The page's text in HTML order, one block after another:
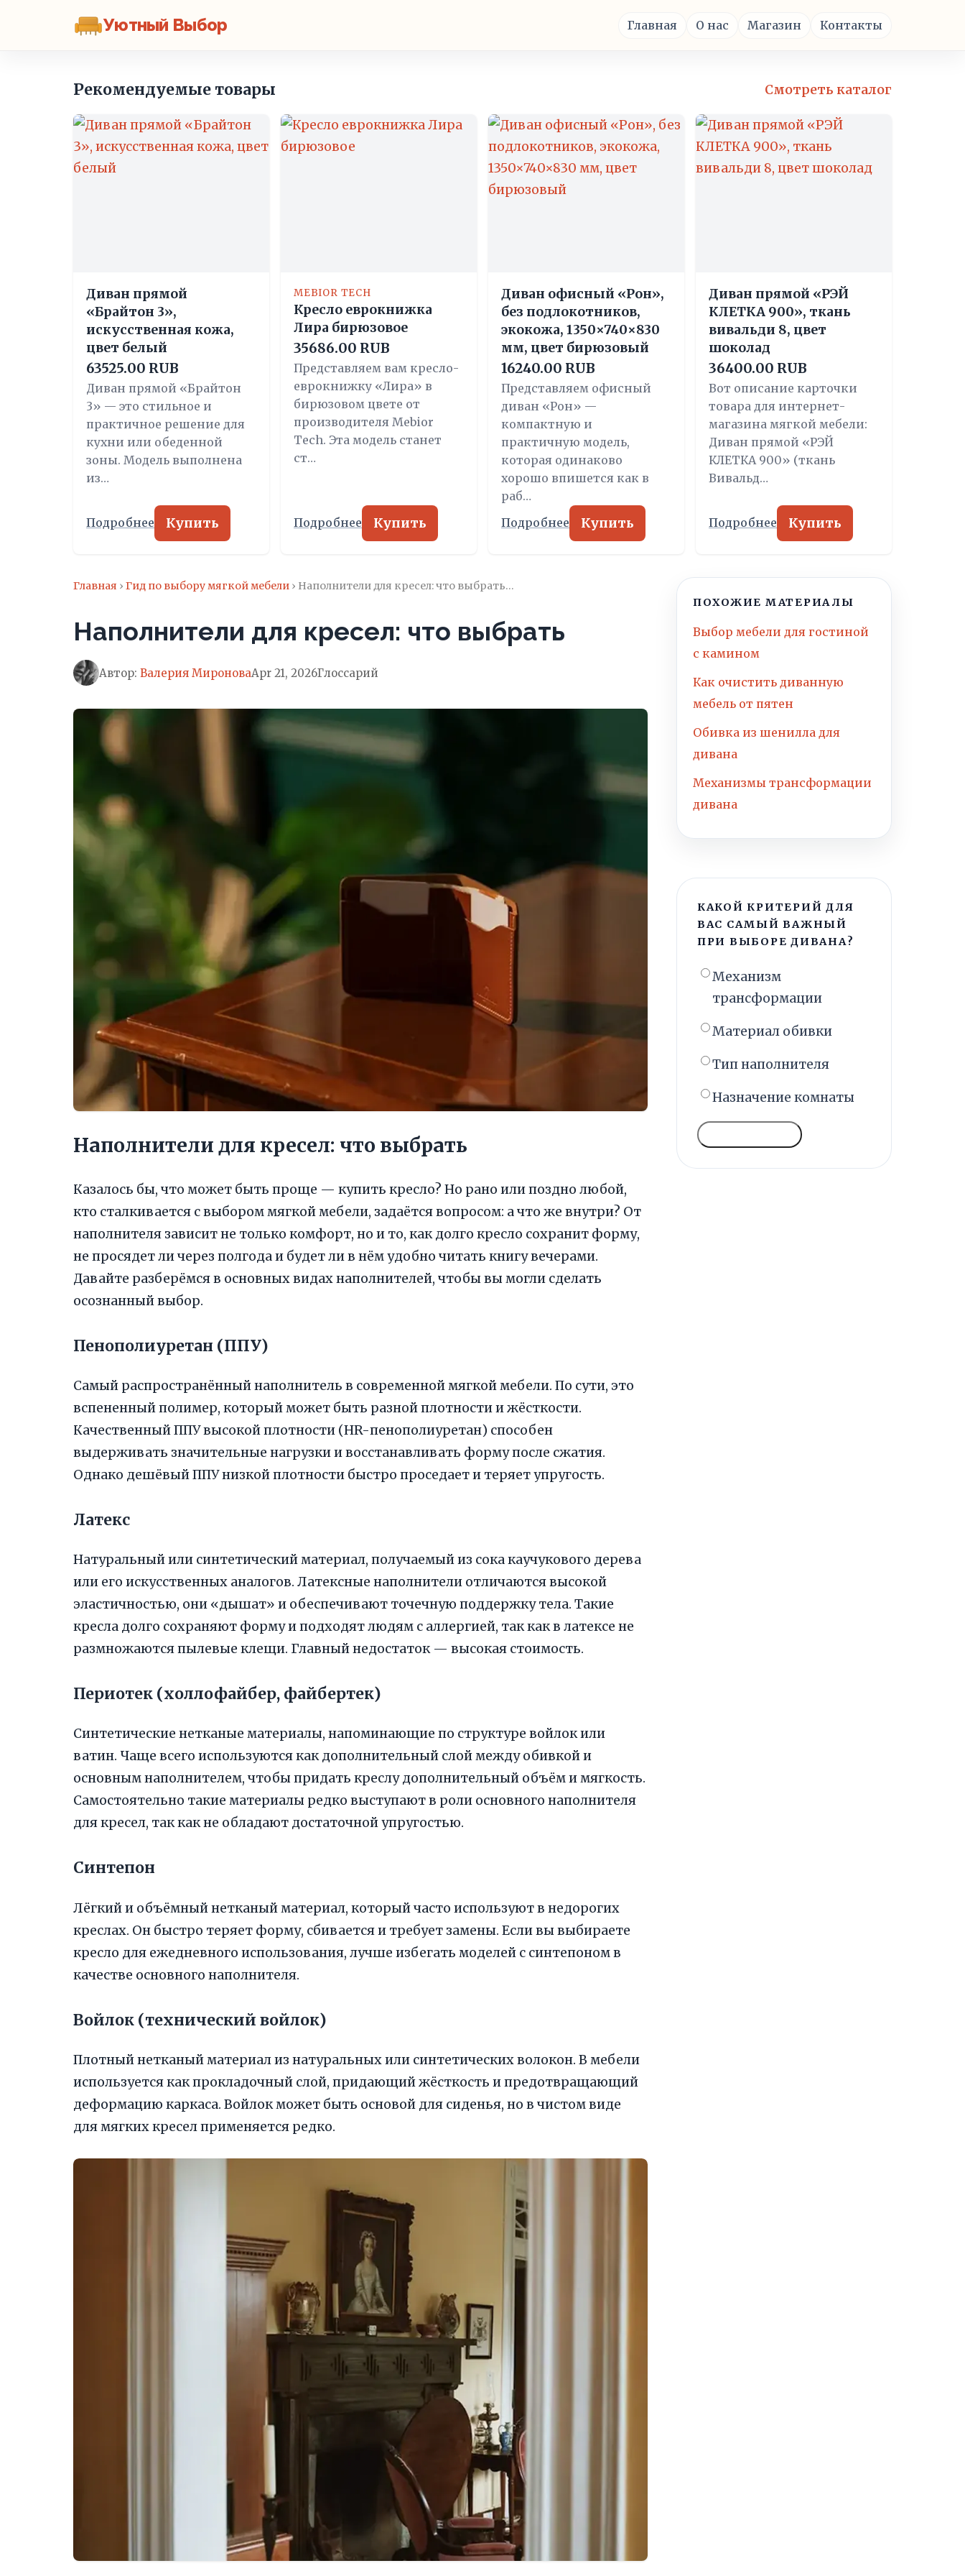
Уютный Выбор Главная О нас Магазин Контакты
Рекомендуемые товары Смотреть каталог
Диван прямой
«Брайтон 3»,
искусственная кожа,
цвет белый
63525.00 RUB
Диван прямой «Брайтон
3» — это стильное и
практичное решение для
кухни или обеденной
зоны. Модель выполнена
из…
Подробнее Купить
MEBIOR TECH
Кресло еврокнижка
Лира бирюзовое
35686.00 RUB
Представляем вам кресло-
еврокнижку «Лира» в
бирюзовом цвете от
производителя Mebior
Tech. Эта модель станет
ст…
Подробнее Купить
Диван офисный «Рон»,
без подлокотников,
экокожа, 1350×740×830
мм, цвет бирюзовый
16240.00 RUB
Представляем офисный
диван «Рон» —
компактную и
практичную модель,
которая одинаково
хорошо впишется как в
раб…
Подробнее Купить
Диван прямой «РЭЙ
КЛЕТКА 900», ткань
вивальди 8, цвет
шоколад
36400.00 RUB
Вот описание карточки
товара для интернет-
магазина мягкой мебели:
Диван прямой «РЭЙ
КЛЕТКА 900» (ткань
Вивальд…
Подробнее Купить
Главная › Гид по выбору мягкой мебели › Наполнители для кресел: что выбрать…
Наполнители для кресел: что выбрать
Автор: Валерия МироноваApr 21, 2026Глоссарий
Наполнители для кресел: что выбрать
Казалось бы, что может быть проще — купить кресло? Но рано или поздно любой,
кто сталкивается с выбором мягкой мебели, задаётся вопросом: а что же внутри? От
наполнителя зависит не только комфорт, но и то, как долго кресло сохранит форму,
не просядет ли через полгода и будет ли в нём удобно читать книгу вечерами.
Давайте разберёмся в основных видах наполнителей, чтобы вы могли сделать
осознанный выбор.
Пенополиуретан (ППУ)
Самый распространённый наполнитель в современной мягкой мебели. По сути, это
вспененный полимер, который может быть разной плотности и жёсткости.
Качественный ППУ высокой плотности (HR-пенополиуретан) способен
выдерживать значительные нагрузки и восстанавливать форму после сжатия.
Однако дешёвый ППУ низкой плотности быстро проседает и теряет упругость.
Латекс
Натуральный или синтетический материал, получаемый из сока каучукового дерева
или его искусственных аналогов. Латексные наполнители отличаются высокой
эластичностью, они «дышат» и обеспечивают точечную поддержку тела. Такие
кресла долго сохраняют форму и подходят людям с аллергией, так как в латексе не
размножаются пылевые клещи. Главный недостаток — высокая стоимость.
Периотек (холлофайбер, файбертек)
Синтетические нетканые материалы, напоминающие по структуре войлок или
ватин. Чаще всего используются как дополнительный слой между обивкой и
основным наполнителем, чтобы придать креслу дополнительный объём и мягкость.
Самостоятельно такие материалы редко выступают в роли основного наполнителя
для кресел, так как не обладают достаточной упругостью.
Синтепон
Лёгкий и объёмный нетканый материал, который часто используют в недорогих
креслах. Он быстро теряет форму, сбивается и требует замены. Если вы выбираете
кресло для ежедневного использования, лучше избегать моделей с синтепоном в
качестве основного наполнителя.
Войлок (технический войлок)
Плотный нетканый материал из натуральных или синтетических волокон. В мебели
используется как прокладочный слой, придающий жёсткость и предотвращающий
деформацию каркаса. Войлок может быть основой для сиденья, но в чистом виде
для мягких кресел применяется редко.
ПОХОЖИЕ МАТЕРИАЛЫ
Выбор мебели для гостиной
с камином
Как очистить диванную
мебель от пятен
Обивка из шенилла для
дивана
Механизмы трансформации
дивана
КАКОЙ КРИТЕРИЙ ДЛЯ
ВАС САМЫЙ ВАЖНЫЙ
ПРИ ВЫБОРЕ ДИВАНА?
Механизм
трансформации
Материал обивки
Тип наполнителя
Назначение комнаты